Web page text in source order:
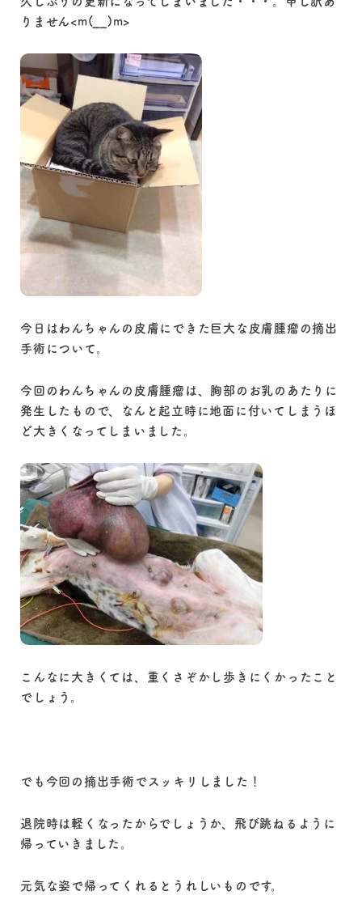
りません<m(__)m>
今日はわんちゃんの皮膚にできた巨大な皮膚腫瘤の摘出
手術について。
今回のわんちゃんの皮膚腫瘤は、胸部のお乳のあたりに
発生したもので、なんと起立時に地面に付いてしまうほ
ど大きくなってしまいました。
こんなに大きくては、重くさぞかし歩きにくかったこと
でしょう。
でも今回の摘出手術でスッキリしました！
退院時は軽くなったからでしょうか、飛び跳ねるように
帰っていきました。
元気な姿で帰ってくれるとうれしいものです。